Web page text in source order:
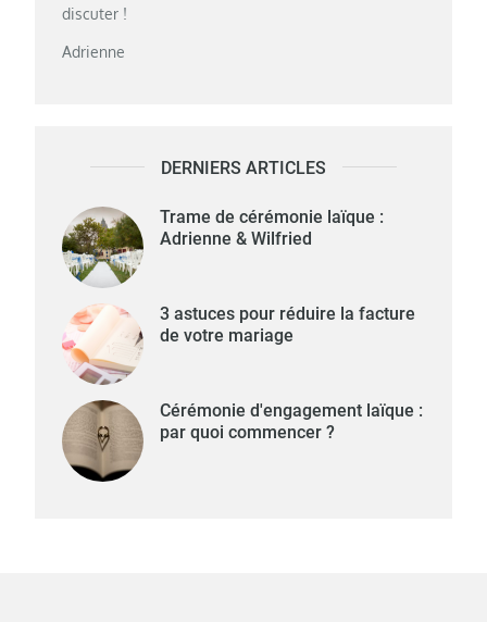
discuter !
Adrienne
DERNIERS ARTICLES
Trame de cérémonie laïque :
Adrienne & Wilfried
3 astuces pour réduire la facture
de votre mariage
Cérémonie d'engagement laïque :
par quoi commencer ?